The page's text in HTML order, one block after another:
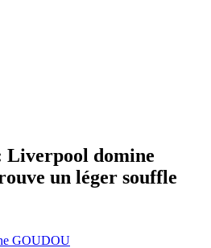
Liverpool domine
un léger souffle
GOUDOU